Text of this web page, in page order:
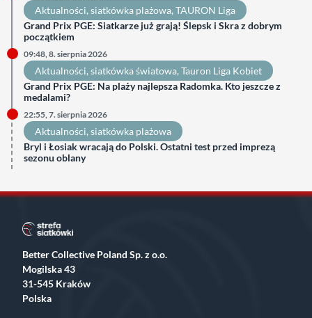
Aktualności, siatkówka plażowa, TAURON Liga
Grand Prix PGE: Siatkarze już grają! Ślepsk i Skra z dobrym
początkiem
09:48, 8. sierpnia 2026
Aktualności, siatkówka światowa, Tauron Liga Kobiet
Grand Prix PGE: Na plaży najlepsza Radomka. Kto jeszcze z
medalami?
22:55, 7. sierpnia 2026
Aktualności, siatkówka plażowa
Bryl i Łosiak wracają do Polski. Ostatni test przed imprezą
sezonu oblany
Better Collective Poland Sp. z o.o.
Mogilska 43
31-545 Kraków
Polska